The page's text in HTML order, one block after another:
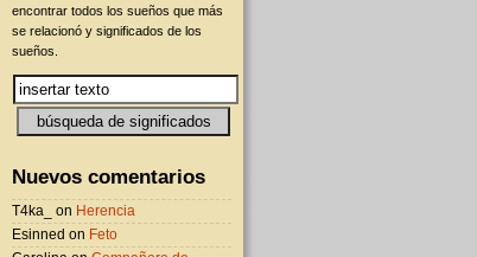
encontrar todos los sueños que más
se relacionó y significados de los
sueños.
Nuevos comentarios
T4ka_ on Herencia
Esinned on Feto